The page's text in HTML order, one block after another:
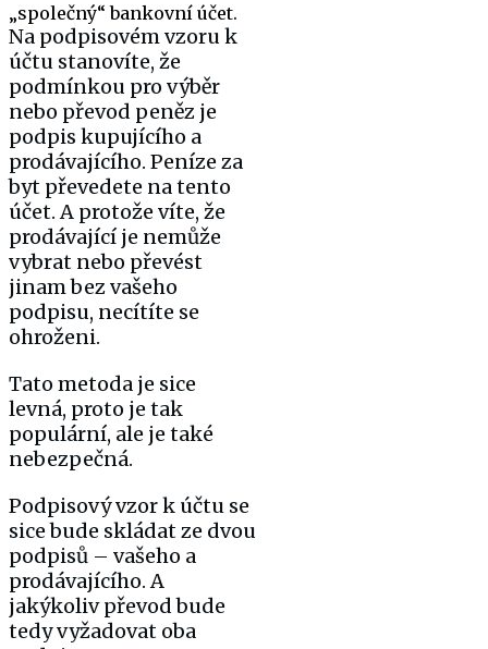
„společný“ bankovní účet.
Na podpisovém vzoru k
účtu stanovíte, že
podmínkou pro výběr
nebo převod peněz je
podpis kupujícího a
prodávajícího. Peníze za
byt převedete na tento
účet. A protože víte, že
prodávající je nemůže
vybrat nebo převést
jinam bez vašeho
podpisu, necítíte se
ohroženi.
Tato metoda je sice
levná, proto je tak
populární, ale je také
nebezpečná.
Podpisový vzor k účtu se
sice bude skládat ze dvou
podpisů – vašeho a
prodávajícího. A
jakýkoliv převod bude
tedy vyžadovat oba